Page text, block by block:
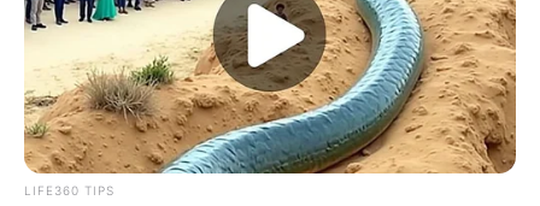
LIFE360 TIPS